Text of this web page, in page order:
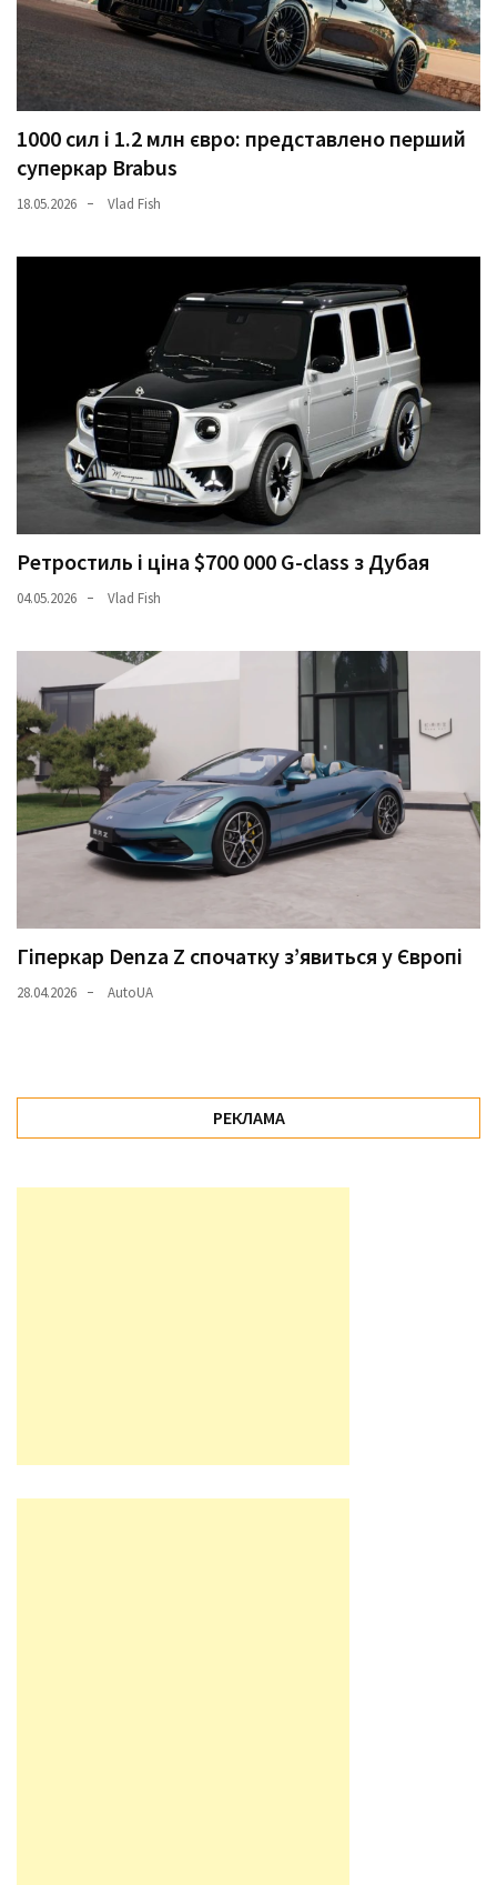
1000 сил і 1.2 млн євро: представлено перший
суперкар Brabus
18.05.2026 Vlad Fish
Ретростиль і ціна $700 000 G-class з Дубая
04.05.2026 Vlad Fish
Гіперкар Denza Z спочатку з’явиться у Європі
28.04.2026 AutoUA
РЕКЛАМА